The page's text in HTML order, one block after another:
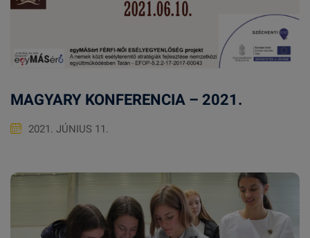
MAGYARY KONFERENCIA – 2021.
2021. JÚNIUS 11.